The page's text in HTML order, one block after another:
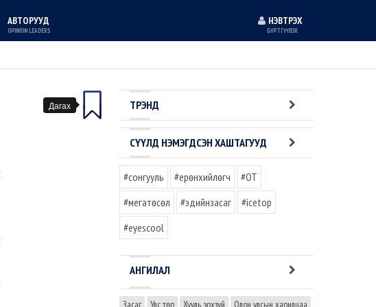
АВТОРУУД
OPINION LEADERS
НЭВТРЭХ
БҮРТГҮҮЛЭХ
Дагах ТРЭНД
СҮҮЛД НЭМЭГДСЭН ХАШТАГУУД
#сонгууль #ерөнхийлөгч
#OT
#мегатөсөл
#эдийнзасаг
#icetop
#eyescool
АНГИЛАЛ
Засаг Улс төр Хууль эрхзүй
Олон улсын харилцаа